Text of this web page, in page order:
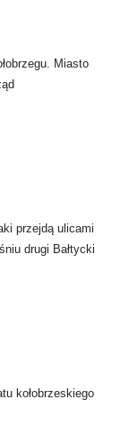
Miasto
przejdą ulicami
drugi Bałtycki
kołobrzeskiego